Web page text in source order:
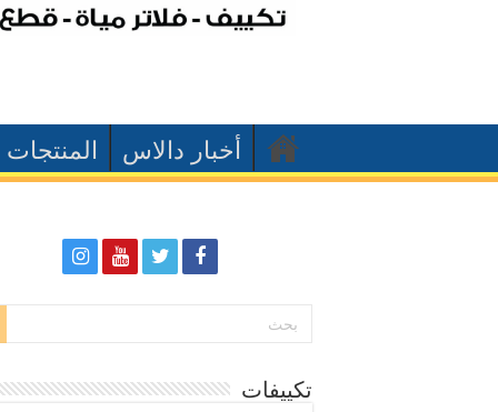
أخبار دالاس المنتجات
تكييفات